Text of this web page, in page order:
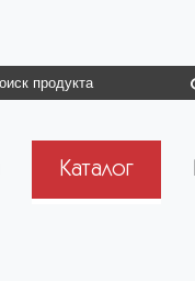
Каталог